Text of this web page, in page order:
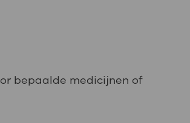
bepaalde medicijnen of